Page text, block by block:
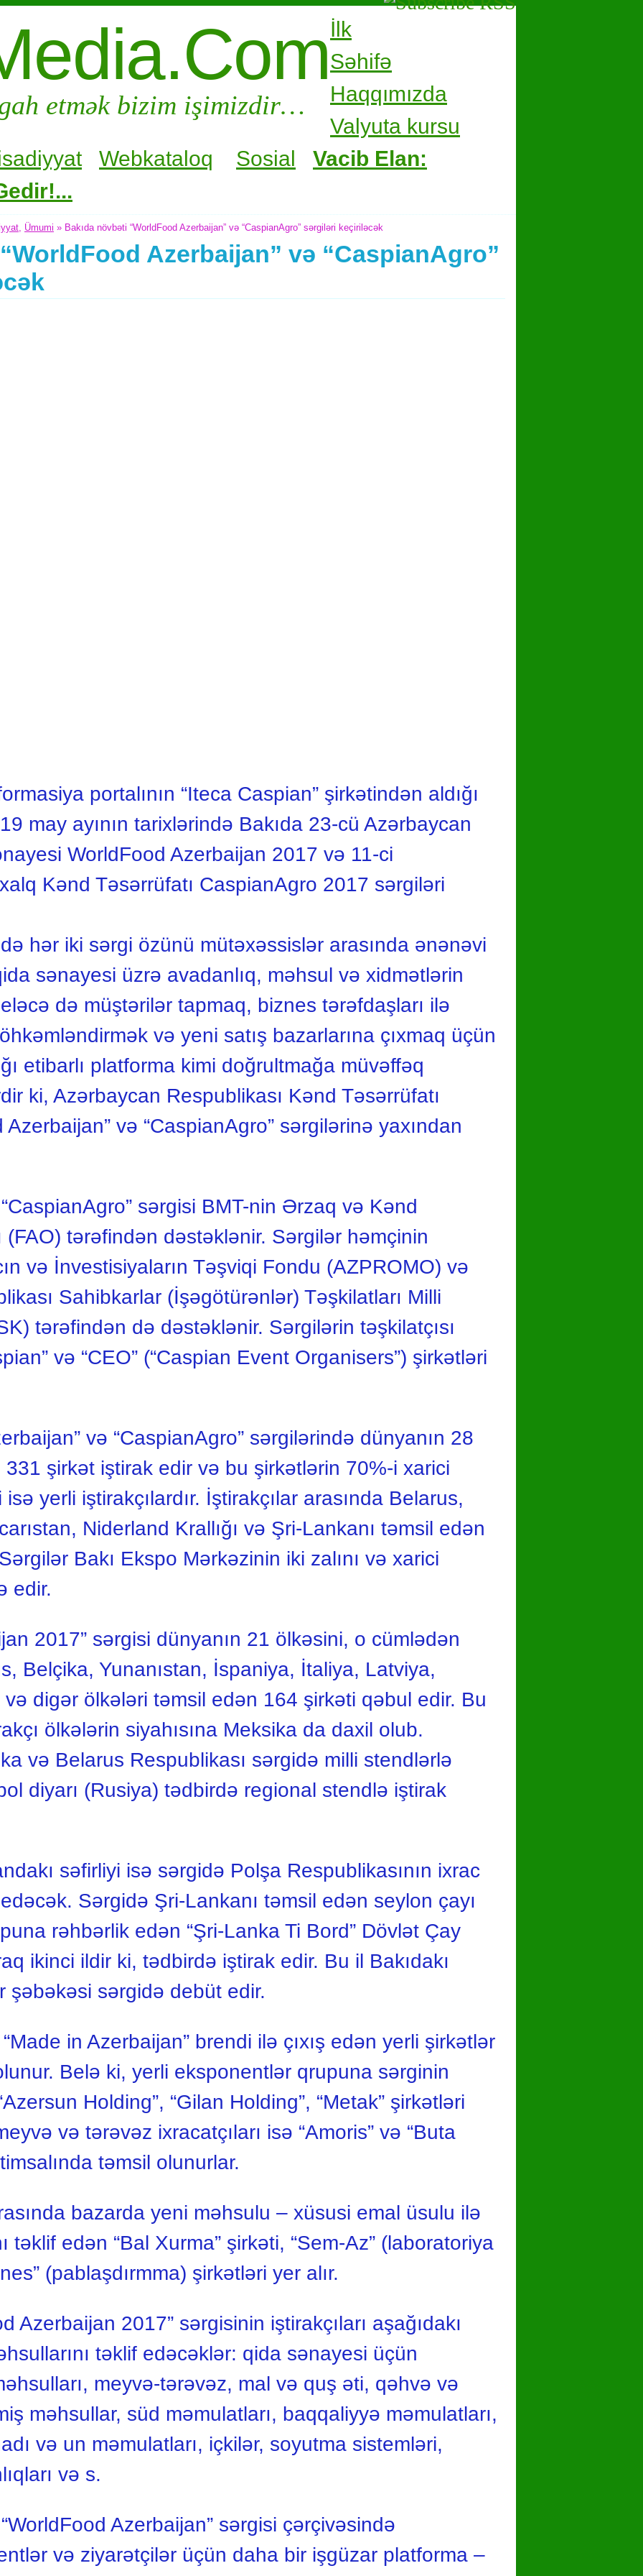
etmək bizim işimizdir…
İlk
Səhifə
Haqqımızda
Valyuta kursu
Webkataloq Sosial
Vacib Elan:
, Ümumi » Bakıda növbəti “WorldFood Azerbaijan” və “CaspianAgro” sərgiləri keçiriləcək
Azerbaijan” və “CaspianAgro”
portalının “Iteca Caspian” şirkətindən aldığı
may ayının tarixlərində Bakıda 23-cü Azərbaycan
WorldFood Azerbaijan 2017 və 11-ci
Kənd Təsərrüfatı CaspianAgro 2017 sərgiləri
hər iki sərgi özünü mütəxəssislər arasında ənənəvi
sənayesi üzrə avadanlıq, məhsul və xidmətlərin
də müştərilər tapmaq, biznes tərəfdaşları ilə
və yeni satış bazarlarına çıxmaq üçün
etibarlı platforma kimi doğrultmağa müvəffəq
ki, Azərbaycan Respublikası Kənd Təsərrüfatı
Azerbaijan” və “CaspianAgro” sərgilərinə yaxından
sərgisi BMT-nin Ərzaq və Kənd
(FAO) tərəfindən dəstəklənir. Sərgilər həmçinin
və İnvestisiyaların Təşviqi Fondu (AZPROMO) və
Sahibkarlar (İşəgötürənlər) Təşkilatları Milli
tərəfindən də dəstəklənir. Sərgilərin təşkilatçısı
və “CEO” (“Caspian Event Organisers”) şirkətləri
və “CaspianAgro” sərgilərində dünyanın 28
şirkət iştirak edir və bu şirkətlərin 70%-i xarici
yerli iştirakçılardır. İştirakçılar arasında Belarus,
Niderland Krallığı və Şri-Lankanı təmsil edən
Bakı Ekspo Mərkəzinin iki zalını və xarici
edir.
2017” sərgisi dünyanın 21 ölkəsini, o cümlədən
Belçika, Yunanıstan, İspaniya, İtaliya, Latviya,
və digər ölkələri təmsil edən 164 şirkəti qəbul edir. Bu
ölkələrin siyahısına Meksika da daxil olub.
və Belarus Respublikası sərgidə milli stendlərlə
diyarı (Rusiya) tədbirdə regional stendlə iştirak
səfirliyi isə sərgidə Polşa Respublikasının ixrac
Sərgidə Şri-Lankanı təmsil edən seylon çayı
rəhbərlik edən “Şri-Lanka Ti Bord” Dövlət Çay
ikinci ildir ki, tədbirdə iştirak edir. Bu il Bakıdakı
şəbəkəsi sərgidə debüt edir.
in Azerbaijan” brendi ilə çıxış edən yerli şirkətlər
Belə ki, yerli eksponentlər qrupuna sərginin
Holding”, “Gilan Holding”, “Metak” şirkətləri
və tərəvəz ixracatçıları isə “Amoris” və “Buta
təmsil olunurlar.
bazarda yeni məhsulu – xüsusi emal üsulu ilə
təklif edən “Bal Xurma” şirkəti, “Sem-Az” (laboratoriya
(pablaşdırmma) şirkətləri yer alır.
Azerbaijan 2017” sərgisinin iştirakçıları aşağıdakı
təklif edəcəklər: qida sənayesi üçün
meyvə-tərəvəz, mal və quş əti, qəhvə və
məhsullar, süd məmulatları, baqqaliyyə məmulatları,
və un məmulatları, içkilər, soyutma sistemləri,
və s.
Azerbaijan” sərgisi çərçivəsində
və ziyarətçilər üçün daha bir işgüzar platforma –